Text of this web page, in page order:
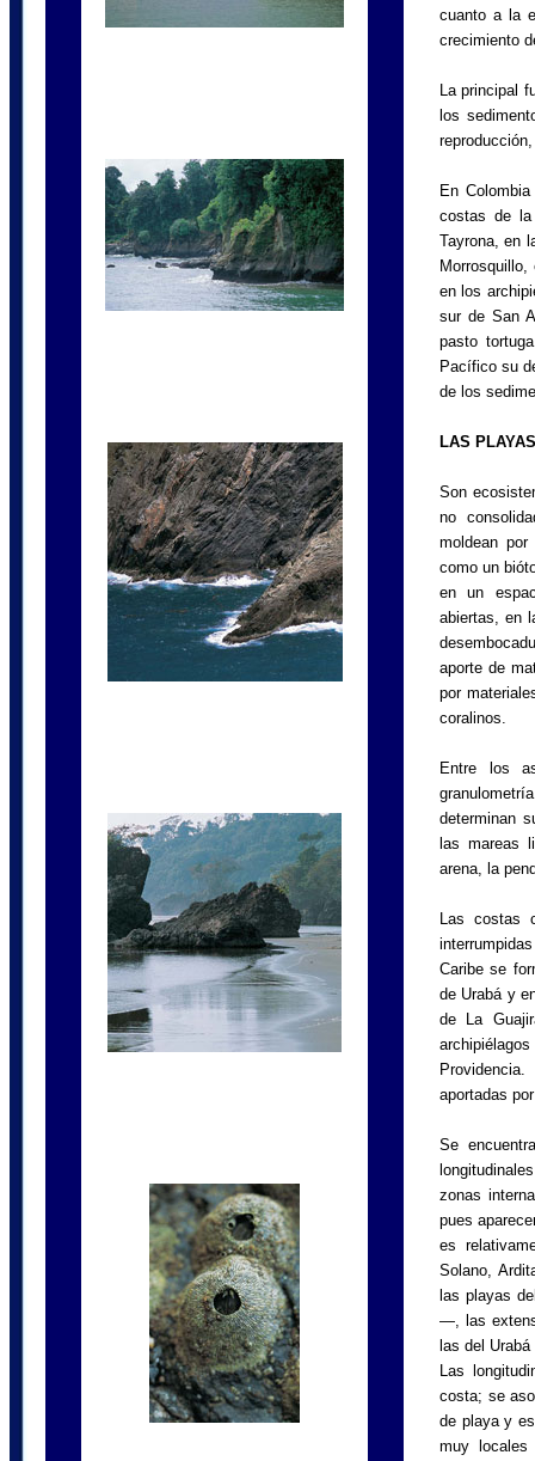
cuanto a la
crecimiento
La principal
los
En
costas de
Tayrona, en
en los
sur de San
pasto
Pacífico su
de los
LAS PLAYAS
Son
no
moldean
como un
en un
abiertas, en
aporte de
por
coralinos.
Entre los
determinan
las mareas
arena, la
Las costas
Caribe se
de Urabá y
de La
aportadas
Se
zonas
pues
es
Solano,
las playas
—, las
las del
Las
costa; se
de playa y
muy